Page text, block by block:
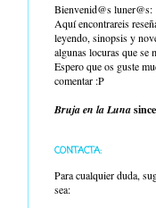
Bienvenid@s luner@s:
Aquí encontrareis
leyendo, sinopsis y
algunas locuras que se
Espero que os guste
comentar :P
Bruja en la Luna
CONTACTA:
Para cualquier duda,
sea: